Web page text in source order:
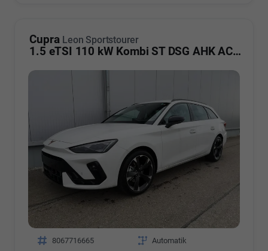
Cupra Leon Sportstourer
1.5 eTSI 110 kW Kombi ST DSG AHK ACC LED
Fahrzeugnr. 8067716665 Getriebe Automatik